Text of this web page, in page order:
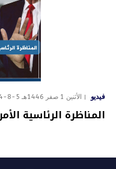
فيديو الأثنين 1 صفر 1446هـ 5-8-2024م
المناظرة الرئاسية